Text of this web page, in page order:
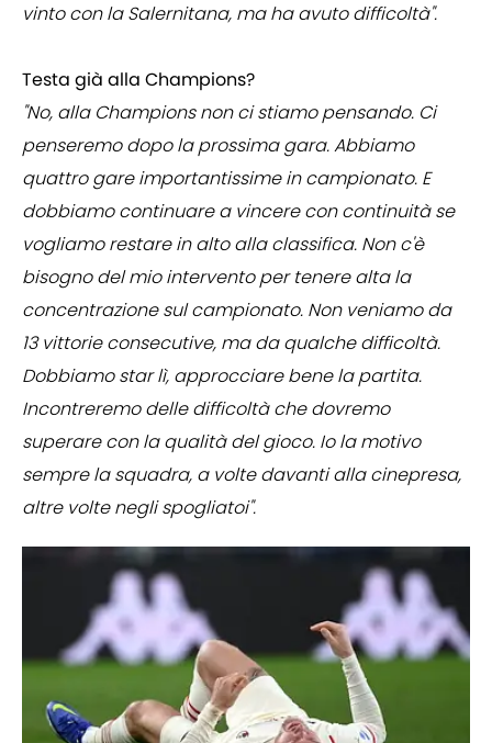
vinto con la Salernitana, ma ha avuto difficoltà".
Testa già alla Champions?
"No, alla Champions non ci stiamo pensando. Ci
penseremo dopo la prossima gara. Abbiamo
quattro gare importantissime in campionato. E
dobbiamo continuare a vincere con continuità se
vogliamo restare in alto alla classifica. Non c'è
bisogno del mio intervento per tenere alta la
concentrazione sul campionato. Non veniamo da
13 vittorie consecutive, ma da qualche difficoltà.
Dobbiamo star lì, approcciare bene la partita.
Incontreremo delle difficoltà che dovremo
superare con la qualità del gioco. Io la motivo
sempre la squadra, a volte davanti alla cinepresa,
altre volte negli spogliatoi".